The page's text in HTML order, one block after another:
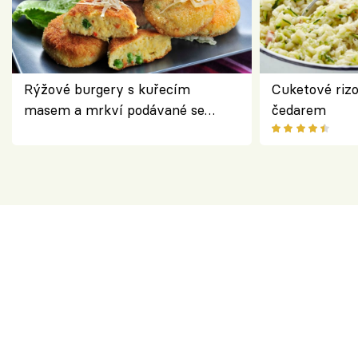
Rýžové burgery s kuřecím
masem a mrkví podávané se
Cuketové
čedarem